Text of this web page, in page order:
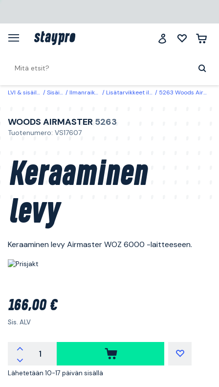
LVI & sisäilma Sisäilma Ilmanraikastimet Lisätarvikkeet ilman puhdistus 5263 Woods Airmaster Keraaminen levy
WOODS AIRMASTER 5263
Tuotenumero: VS17607
Keraaminen
levy
Keraaminen levy Airmaster WOZ 6000 -laitteeseen.
166,00 €
Sis. ALV
Lähetetään 10-17 päivän sisällä